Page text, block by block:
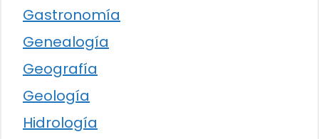
Gastronomía
Genealogía
Geografía
Geología
Hidrología